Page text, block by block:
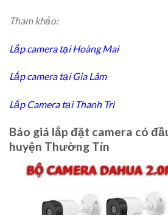
Tham khảo:
Lắp camera tại Hoàng Mai
Lắp camera tại Gia Lâm
Lắp Camera tại Thanh Trì
Báo giá lắp đặt camera có
huyện Thường Tín